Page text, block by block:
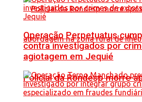
Policial da Rondesp morre
Operação Perpetuatus
contra investigados por
agiotagem em Jequié